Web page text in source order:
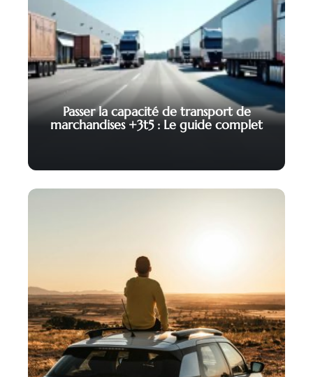
Passer la capacité de transport de
marchandises +3t5 : Le guide complet